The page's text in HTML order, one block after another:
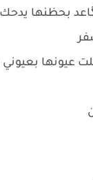
بحظنها يدحك
عيونها بعيوني